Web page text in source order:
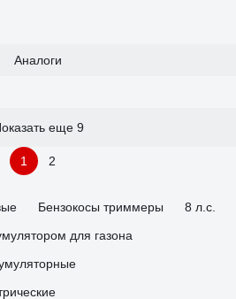
Аналоги
еще 9
1 2
Бензокосы триммеры
8 л.с.
для газона